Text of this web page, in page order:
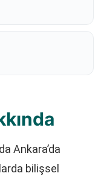
Ankara’da
bilişsel